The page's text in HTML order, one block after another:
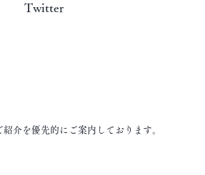
Twitter
介を優先的にご案内しております。